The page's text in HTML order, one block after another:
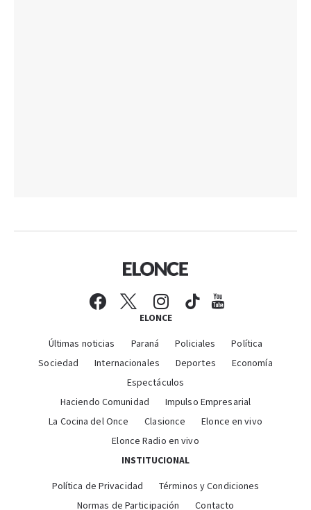
ELONCE
Últimas noticias Paraná Policiales
Política
Sociedad
Internacionales Deportes
Economía
Espectáculos
Haciendo Comunidad
Impulso Empresarial
La Cocina del Once
Clasionce
Elonce en vivo
Elonce Radio en vivo
INSTITUCIONAL
Política de Privacidad
Términos y Condiciones
Normas de Participación
Contacto